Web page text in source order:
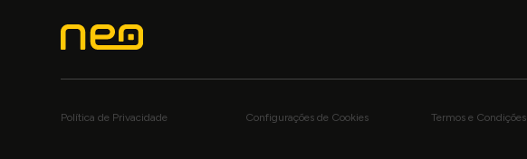
Política de Privacidade Configurações de Cookies Termos e Condições